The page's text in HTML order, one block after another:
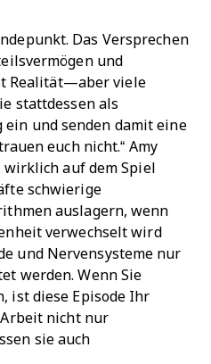
Das Versprechen
und
Realität—aber viele
stattdessen als
ein und senden damit eine
euch nicht.“ Amy
auf dem Spiel
schwierige
auslagern, wenn
verwechselt wird
und Nervensysteme nur
werden. Wenn Sie
ist diese Episode Ihr
Arbeit nicht nur
sie auch